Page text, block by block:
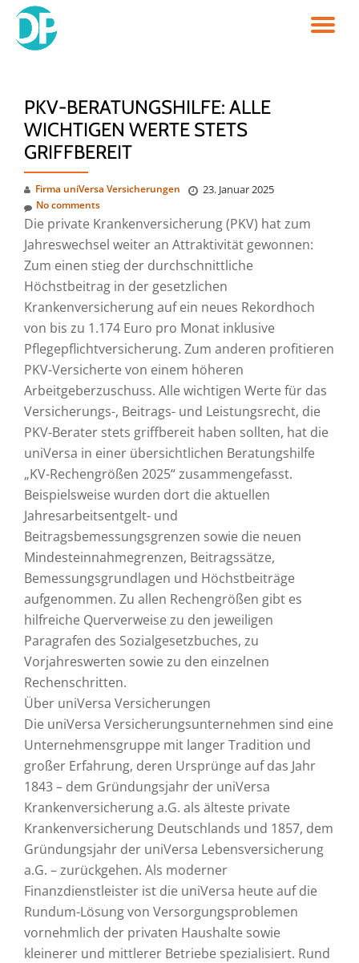
Skip
PKV-BERATUNGSHILFE: ALLE
WICHTIGEN WERTE STETS
GRIFFBEREIT
Firma uniVersa Versicherungen 23. Januar 2025
No comments
Die private Krankenversicherung (PKV) hat zum
Jahreswechsel weiter an Attraktivität gewonnen:
Zum einen stieg der durchschnittliche
Höchstbeitrag in der gesetzlichen
Krankenversicherung auf ein neues Rekordhoch
von bis zu 1.174 Euro pro Monat inklusive
Pflegepflichtversicherung. Zum anderen profitieren
PKV-Versicherte von einem höheren
Arbeitgeberzuschuss. Alle wichtigen Werte für das
Versicherungs-, Beitrags- und Leistungsrecht, die
PKV-Berater stets griffbereit haben sollten, hat die
uniVersa in einer übersichtlichen Beratungshilfe
„KV-Rechengrößen 2025“ zusammengefasst.
Beispielsweise wurden dort die aktuellen
Jahresarbeitsentgelt- und
Beitragsbemessungsgrenzen sowie die neuen
Mindesteinnahmegrenzen, Beitragssätze,
Bemessungsgrundlagen und Höchstbeiträge
aufgenommen. Zu allen Rechengrößen gibt es
hilfreiche Querverweise zu den jeweiligen
Paragrafen des Sozialgesetzbuches, zu
Vorjahreswerten sowie zu den einzelnen
Rechenschritten.
Über uniVersa Versicherungen
Die uniVersa Versicherungsunternehmen sind eine
Unternehmensgruppe mit langer Tradition und
großer Erfahrung, deren Ursprünge auf das Jahr
1843 – dem Gründungsjahr der uniVersa
Krankenversicherung a.G. als älteste private
Krankenversicherung Deutschlands und 1857, dem
Gründungsjahr der uniVersa Lebensversicherung
a.G. – zurückgehen. Als moderner
Finanzdienstleister ist die uniVersa heute auf die
Rundum-Lösung von Versorgungsproblemen
vornehmlich der privaten Haushalte sowie
kleinerer und mittlerer Betriebe spezialisiert. Rund